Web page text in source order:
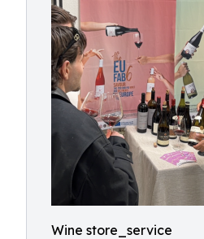
Wine store_service